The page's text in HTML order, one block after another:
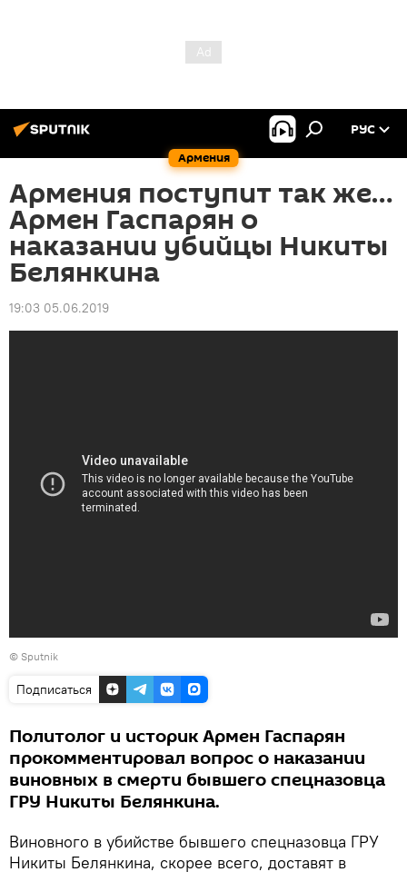
Армения
РУС
Армения поступит так же…
Армен Гаспарян о
наказании убийцы Никиты
Белянкина
19:03 05.06.2019
© Sputnik
Подписаться
Политолог и историк Армен Гаспарян
прокомментировал вопрос о наказании
виновных в смерти бывшего спецназовца
ГРУ Никиты Белянкина.
Виновного в убийстве бывшего спецназовца ГРУ
Никиты Белянкина, скорее всего, доставят в